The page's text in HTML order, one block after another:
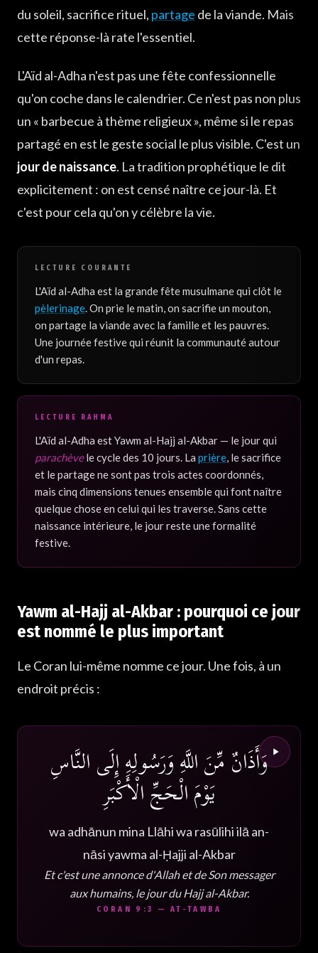
2. Le sacrifice rituel (Qurbani)
3. Le partage de la viande
5. Le pardon entre humains
1 jour ou 4 ? Le cycle complet de l'Aïd et de Tashriq
Comment célébrer aujourd'hui ?
du soleil, sacrifice rituel, partage de la viande. Mais
cette réponse-là rate l'essentiel.
L'Aïd al-Adha n'est pas une fête confessionnelle
qu'on coche dans le calendrier. Ce n'est pas non plus
un « barbecue à thème religieux », même si le repas
partagé en est le geste social le plus visible. C'est un
jour de naissance. La tradition prophétique le dit
explicitement : on est censé naître ce jour-là. Et
c'est pour cela qu'on y célèbre la vie.
LECTURE COURANTE
L'Aïd al-Adha est la grande fête musulmane qui clôt le
pèlerinage . On prie le matin, on sacrifie un mouton,
on partage la viande avec la famille et les pauvres.
Une journée festive qui réunit la communauté autour
d'un repas.
LECTURE RAHMA
L'Aïd al-Adha est Yawm al-Hajj al-Akbar — le jour qui
parachèvele cycle des 10 jours. La prière , le sacrifice
et le partage ne sont pas trois actes coordonnés,
mais cinq dimensions tenues ensemble qui font naître
quelque chose en celui qui les traverse. Sans cette
naissance intérieure, le jour reste une formalité
festive.
Yawm al-Hajj al-Akbar : pourquoi ce jour
est nommé le plus important
Le Coran lui-même nomme ce jour. Une fois, à un
endroit précis :
وَأَذَانٌ مِّنَ اللَّهِ وَرَسُولِهِ إِلَى النَّاسِ
يَوْمَ الْحَجِّ الْأَكْبَرِ
wa adhānun mina Llāhi wa rasūlihi ilā an-
nāsi yawma al-Ḥajji al-Akbar
Et c'est une annonce d'Allah et de Son messager
aux humains, le jour du Hajj al-Akbar.
CORAN 9:3 — AT-TAWBA